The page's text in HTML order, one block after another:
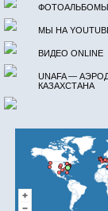
ФОТОАЛЬБОМЫ
МЫ НА
ВИДЕО ONLINE
UNAFA —
КАЗАХСТАНА